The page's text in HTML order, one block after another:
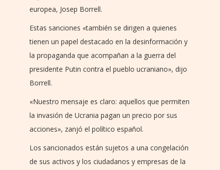
europea, Josep Borrell.
Estas sanciones «también se dirigen a quienes
tienen un papel destacado en la desinformación y
la propaganda que acompañan a la guerra del
presidente Putin contra el pueblo ucraniano», dijo
Borrell.
«Nuestro mensaje es claro: aquellos que permiten
la invasión de Ucrania pagan un precio por sus
acciones», zanjó el político español.
Los sancionados están sujetos a una congelación
de sus activos y los ciudadanos y empresas de la